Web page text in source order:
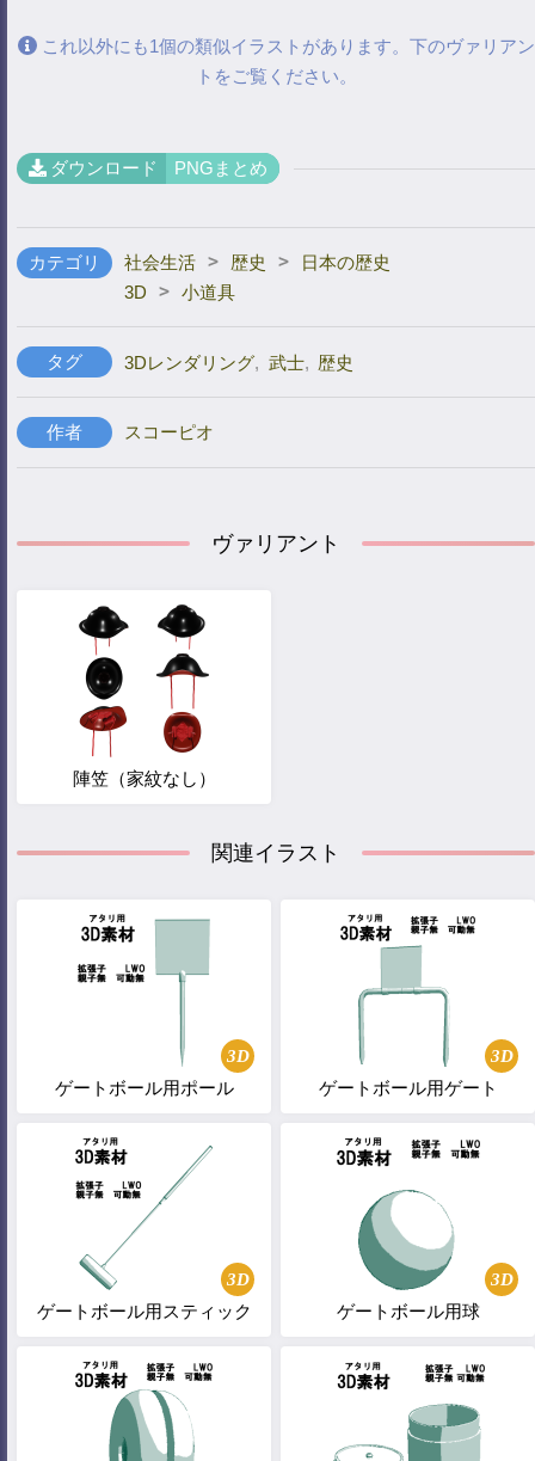
これ以外にも1個の類似イラストがあります。下のヴァリアン
トをご覧ください。
ダウンロード PNGまとめ
カテゴリ 社会生活 > 歴史 >
日本の歴史
3D
> 小道具
タグ 3Dレンダリング, 武士, 歴史
作者 スコーピオ
ヴァリアント
陣笠（家紋なし）
関連イラスト
3D
ゲートボール用ポール
3D
ゲートボール用ゲート
3D
ゲートボール用スティック
3D
ゲートボール用球